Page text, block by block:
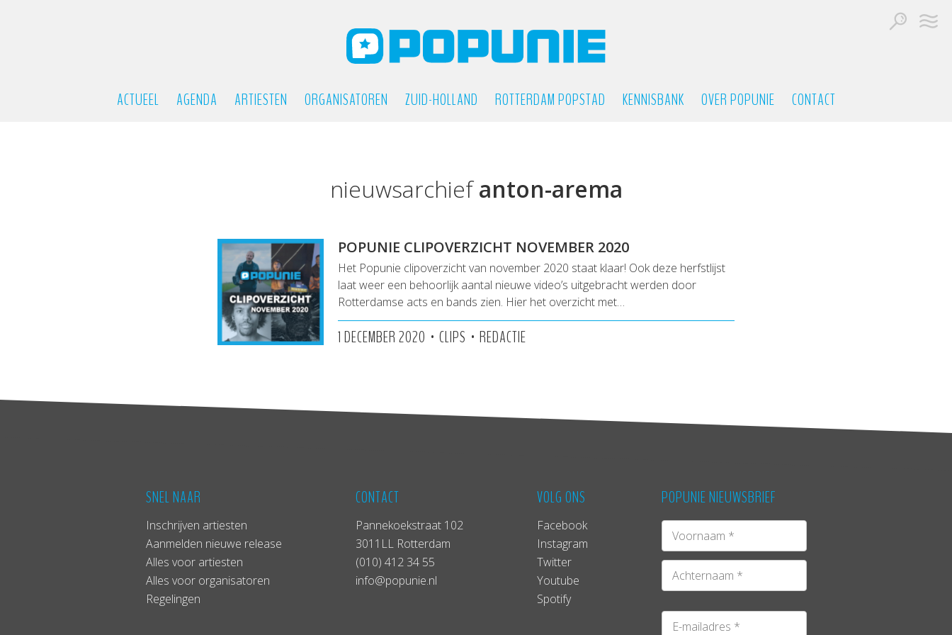
ACTUEEL AGENDA ARTIESTEN ORGANISATOREN ZUID-HOLLAND ROTTERDAM POPSTAD KENNISBANK OVER POPUNIE CONTACT
nieuwsarchiefanton-arema
POPUNIE CLIPOVERZICHT NOVEMBER 2020
Het Popunie clipoverzicht van november 2020 staat klaar! Ook deze herfstlijst
laat weer een behoorlijk aantal nieuwe video’s uitgebracht werden door
Rotterdamse acts en bands zien. Hier het overzicht met…
1 DECEMBER 2020 • CLIPS • REDACTIE
SNEL NAAR
Inschrijven artiesten
Aanmelden nieuwe release
Alles voor artiesten
Alles voor organisatoren
Regelingen
CONTACT
Pannekoekstraat 102
3011LL Rotterdam
(010) 412 34 55
info@popunie.nl
VOLG ONS
Facebook
Instagram
Twitter
Youtube
Spotify
POPUNIE NIEUWSBRIEF